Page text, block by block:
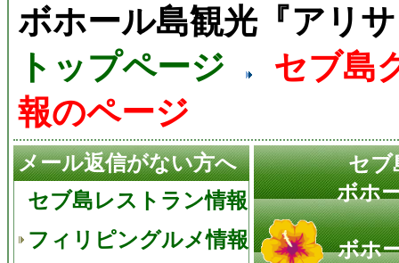
ボホール島観光『アリ
トップページ
セブ島
報のページ
メール返信がない方へ
セブ島レストラン情報
フィリピングルメ情報
セブ
ボホ
ボホ